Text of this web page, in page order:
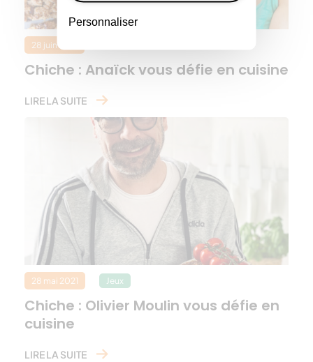
Personnaliser
28 juin 2021
Chiche : Anaïck vous défie en cuisine
LIRE LA SUITE
28 mai 2021 Jeux
Chiche : Olivier Moulin vous défie en
cuisine
LIRE LA SUITE